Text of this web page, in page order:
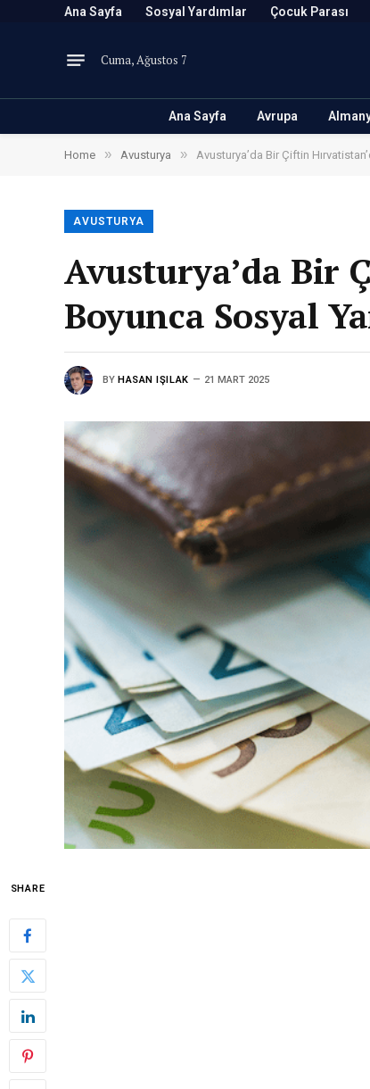
Ana Sayfa Sosyal Yardımlar Çocuk Parası
Cuma, Ağustos 7
Ana Sayfa Avrupa
Home » Avusturya » Avusturya’da Bir Çiftin
AVUSTURYA
Avusturya’da Bir
Boyunca Sosyal
BY HASAN IŞILAK 21 MART 2025
SHARE